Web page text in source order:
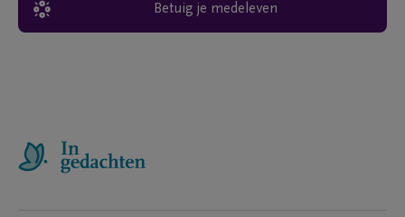
Betuig je medeleven